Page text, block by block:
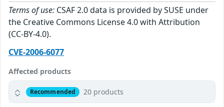
Terms of use: CSAF 2.0 data is provided by SUSE under
the Creative Commons License 4.0 with Attribution
(CC-BY-4.0).
CVE-2006-6077
Affected products
Recommended 20 products